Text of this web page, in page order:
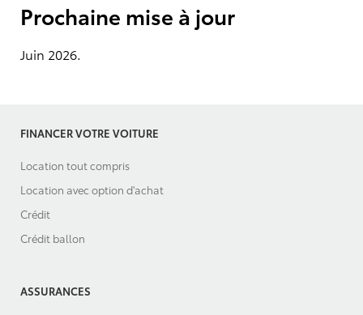
Prochaine mise à jour
Juin 2026.
FINANCER VOTRE VOITURE
Location tout compris
Location avec option d'achat
Crédit
Crédit ballon
ASSURANCES